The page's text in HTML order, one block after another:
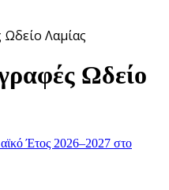
Ωδείο Λαμίας
Ωδείο